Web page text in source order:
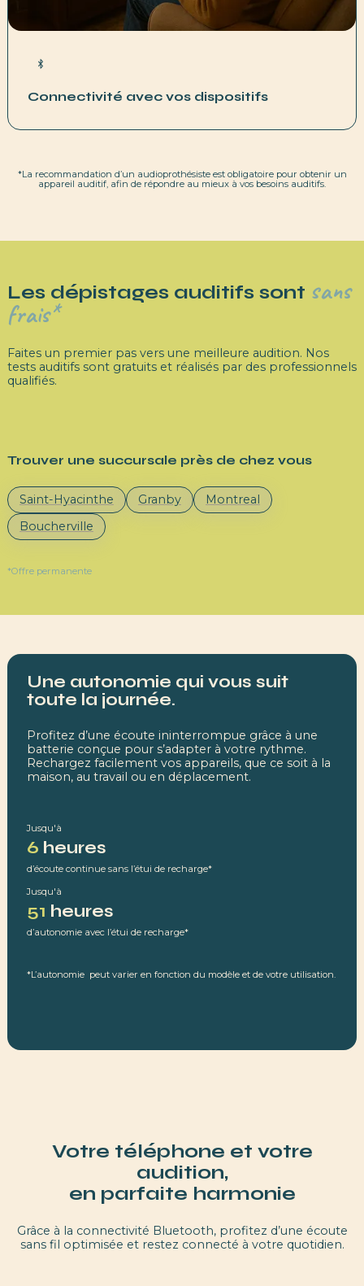
Connectivité avec vos dispositifs
*La recommandation d’un audioprothésiste est obligatoire pour obtenir un
appareil auditif, afin de répondre au mieux à vos besoins auditifs.
Les dépistages auditifs sont sans
frais*
Faites un premier pas vers une meilleure audition. Nos
tests auditifs sont gratuits et réalisés par des professionnels
qualifiés.
Trouver une succursale près de chez vous
Saint-Hyacinthe Granby
Montreal
Boucherville
*Offre permanente
Une autonomie qui vous suit
toute la journée.
Profitez d’une écoute ininterrompue grâce à une
batterie conçue pour s’adapter à votre rythme.
Rechargez facilement vos appareils, que ce soit à la
maison, au travail ou en déplacement.
Jusqu'à
6 heures
d’écoute continue sans l’étui de recharge*
Jusqu'à
51 heures
d’autonomie avec l’étui de recharge*
*L’autonomie peut varier en fonction du modèle et de votre utilisation.
Votre téléphone et votre
audition,
en parfaite harmonie
Grâce à la connectivité Bluetooth, profitez d’une écoute
sans fil optimisée et restez connecté à votre quotidien.